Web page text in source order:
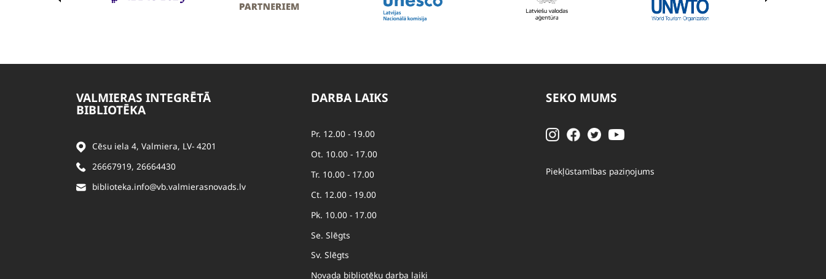
VALMIERAS INTEGRĒTĀ
BIBLIOTĒKA
Cēsu iela 4, Valmiera, LV- 4201
26667919, 26664430
biblioteka.info@vb.valmierasnovads.lv
DARBA LAIKS
Pr. 12.00 - 19.00
Ot. 10.00 - 17.00
Tr. 10.00 - 17.00
Ct. 12.00 - 19.00
Pk. 10.00 - 17.00
Se. Slēgts
Sv. Slēgts
Novada bibliotēku darba laiki
SEKO MUMS
Piekļūstamības paziņojums